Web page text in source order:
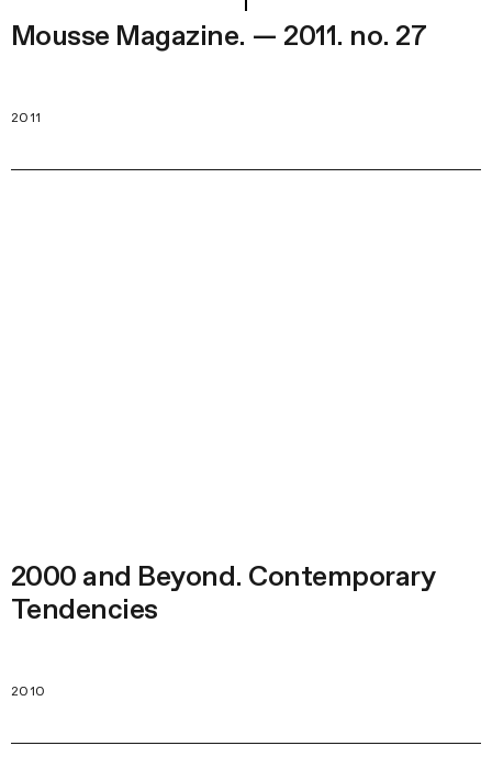
Mousse Magazine. — 2011. no. 27
2011
2000 and Beyond. Contemporary
Tendencies
2010